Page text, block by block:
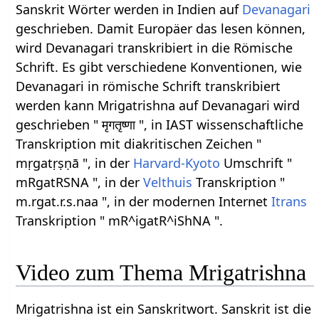
Sanskrit Wörter werden in Indien auf Devanagari
geschrieben. Damit Europäer das lesen können,
wird Devanagari transkribiert in die Römische
Schrift. Es gibt verschiedene Konventionen, wie
Devanagari in römische Schrift transkribiert
werden kann Mrigatrishna auf Devanagari wird
geschrieben " मृगतृष्णा ", in IAST wissenschaftliche
Transkription mit diakritischen Zeichen "
mṛgatṛṣṇā ", in der Harvard-Kyoto Umschrift "
mRgatRSNA ", in derVelthuis Transkription "
m.rgat.r.s.naa ", in der modernen InternetItrans
Transkription " mR^igatR^iShNA ".
Video zum Thema Mrigatrishna
Mrigatrishna ist ein Sanskritwort. Sanskrit ist die